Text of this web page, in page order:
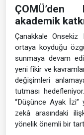
akademik
Çanakkale Onsekiz
ortaya koyduğu
sunmaya devam
yeni fikir ve
değişimleri
tutması
“Düşünce Ayak İzi”
zekâ arasındaki
yönelik önemli bir